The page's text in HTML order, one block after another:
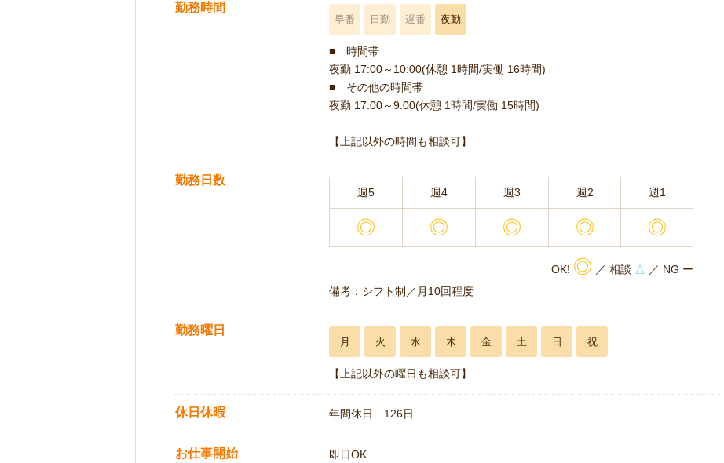
勤務時間
早番 日勤 遅番 夜勤
■ 時間帯
夜勤 17:00～10:00(休憩 1時間/実働 16時間)
■ その他の時間帯
夜勤 17:00～9:00(休憩 1時間/実働 15時間)
【上記以外の時間も相談可】
勤務日数
週5 週4 週3 週2 週1
◎ ◎ ◎ ◎ ◎
OK! ◎ ／ 相談 △ ／ NG ー
備考：シフト制／月10回程度
勤務曜日
月 火 水 木 金 土 日 祝
【上記以外の曜日も相談可】
休日休暇 年間休日 126日
お仕事開始 即日OK